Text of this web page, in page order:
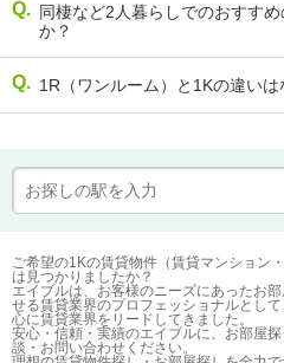
同棲など2人暮らしでのおすす
か？
1R（ワンルーム）と1Kの違いは
ご希望の1Kの賃貸物件（賃貸マンション
は見つかりましたか？
エイブルは、お客様のニーズにあったお
せる賃貸業界のプロフェッショナルとし
心に賃貸業界をリードしてきました。
安心・信頼・実績のエイブルに、お部屋
談・お問い合わせください。